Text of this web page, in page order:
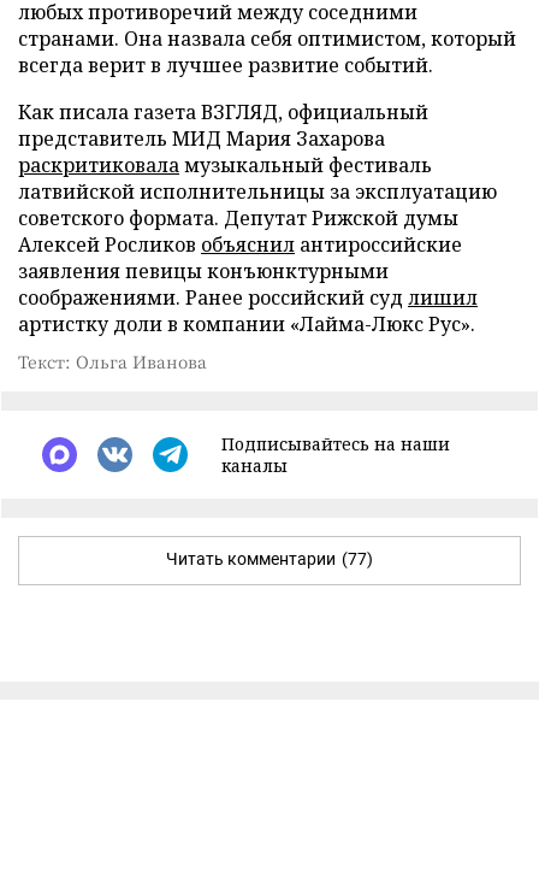
любых противоречий между соседними
странами. Она назвала себя оптимистом, который
всегда верит в лучшее развитие событий.
Как писала газета ВЗГЛЯД, официальный
представитель МИД Мария Захарова
раскритиковаламузыкальный фестиваль
латвийской исполнительницы за эксплуатацию
советского формата. Депутат Рижской думы
Алексей Росликов объяснил антироссийские
заявления певицы конъюнктурными
соображениями. Ранее российский суд лишил
артистку доли в компании «Лайма-Люкс Рус».
Текст: Ольга Иванова
Подписывайтесь на наши
каналы
Читать комментарии (77)